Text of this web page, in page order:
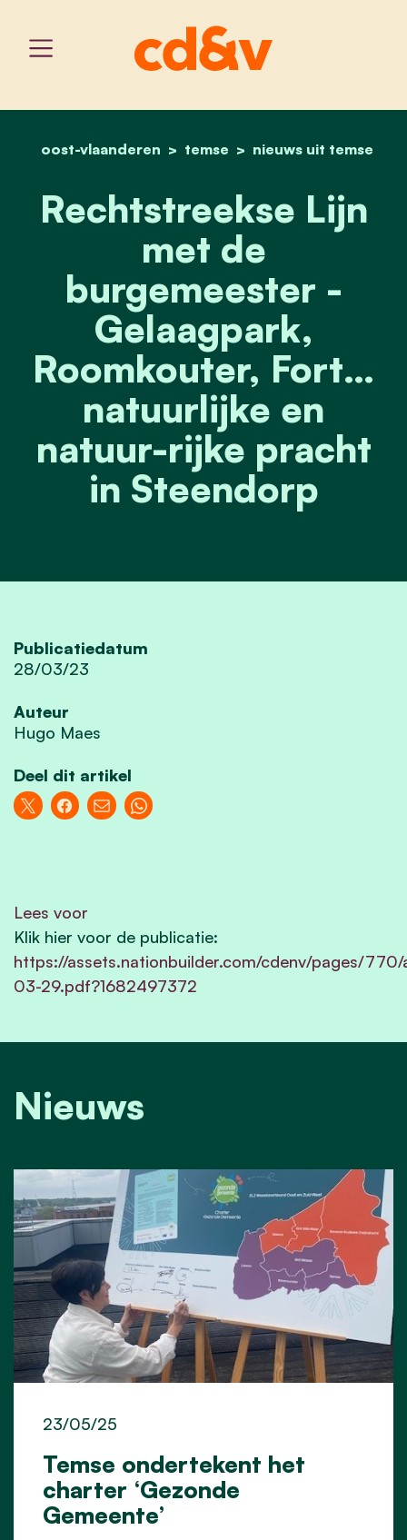
home
oost-vlaanderen temse nieuws uit temse
rechtstreekse lijn met
Rechtstreekse Lijn
met de
burgemeester -
Gelaagpark,
Roomkouter, Fort…
natuurlijke en
natuur-rijke pracht
in Steendorp
Publicatiedatum
28/03/23
Auteur
Hugo Maes
Deel dit artikel
Lees voor
Klik hier voor de publicatie:
https://assets.nationbuilder.com/cdenv/pages/
03-29.pdf?1682497372
Nieuws
Temse ondertekent het
charter ‘Gezonde
Gemeente’
23/05/25